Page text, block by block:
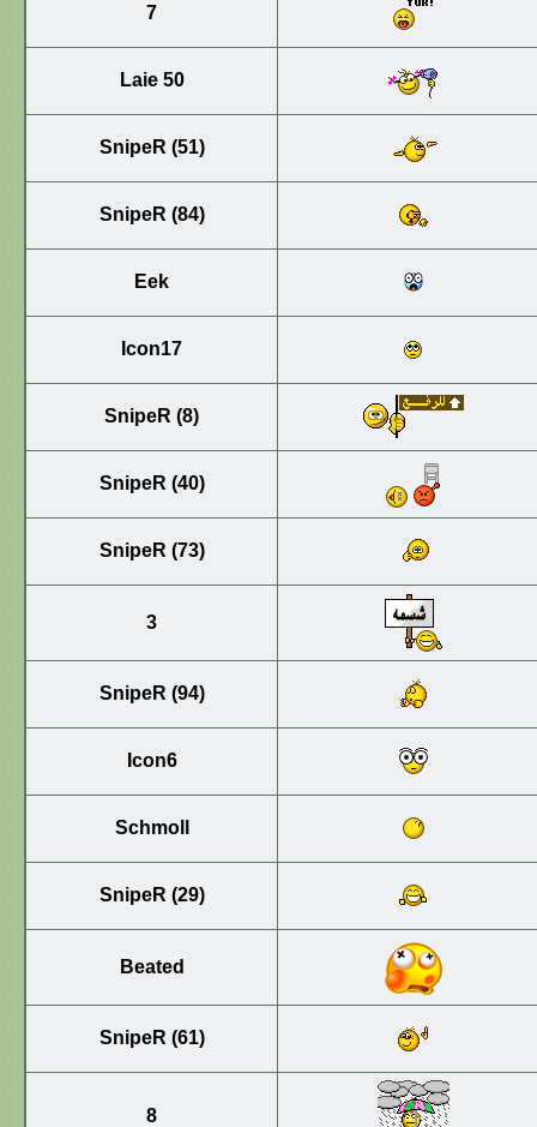
7
Laie 50
SnipeR (51)
SnipeR (84)
Eek
Icon17
SnipeR (8)
SnipeR (40)
SnipeR (73)
3
SnipeR (94)
Icon6
Schmoll
SnipeR (29)
Beated
SnipeR (61)
8